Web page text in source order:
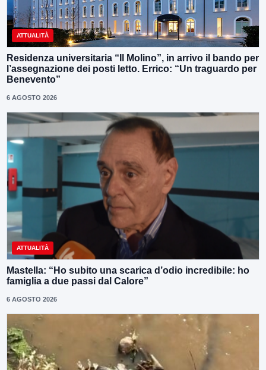
ATTUALITÀ
Residenza universitaria “Il Molino”, in arrivo il bando per
l’assegnazione dei posti letto. Errico: “Un traguardo per
Benevento”
6 AGOSTO 2026
ATTUALITÀ
Mastella: “Ho subito una scarica d’odio incredibile: ho
famiglia a due passi dal Calore”
6 AGOSTO 2026